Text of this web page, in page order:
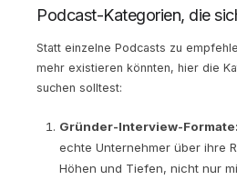
Podcast-Kategorien, die
Statt einzelne Podcasts zu
mehr existieren könnten, hier die
suchen solltest:
Gründer-Interview-Formate:
echte Unternehmer über ihre
Höhen und Tiefen, nicht nur